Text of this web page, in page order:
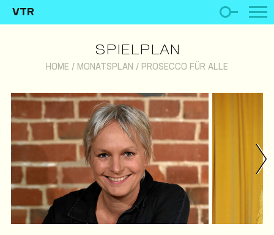
VTR
SPIELPLAN
HOME / MONATSPLAN / PROSECCO FÜR ALLE